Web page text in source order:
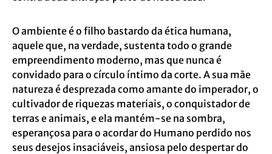
O ambiente é o filho bastardo da ética humana,
aquele que, na verdade, sustenta todo o grande
empreendimento moderno, mas que nunca é
convidado para o círculo íntimo da corte. A sua mãe
natureza é desprezada como amante do imperador, o
cultivador de riquezas materiais, o conquistador de
terras e animais, e ela mantém-se na sombra,
esperançosa para o acordar do Humano perdido nos
seus desejos insaciáveis, ansiosa pelo despertar do